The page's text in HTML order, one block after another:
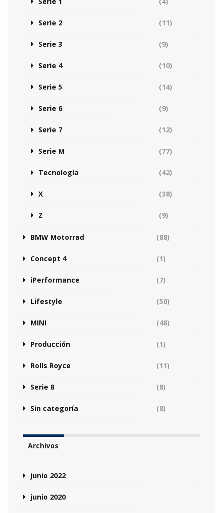
Serie 2 (11)
Serie 3 (9)
Serie 4 (10)
Serie 5 (14)
Serie 6 (9)
Serie 7 (12)
Serie M (77)
Tecnología (42)
X (38)
Z (9)
BMW Motorrad (88)
Concept 4 (1)
iPerformance (7)
Lifestyle (50)
MINI (48)
Producción (1)
Rolls Royce (11)
Serie 8 (8)
Sin categoría (8)
Archivos
junio 2022
junio 2020